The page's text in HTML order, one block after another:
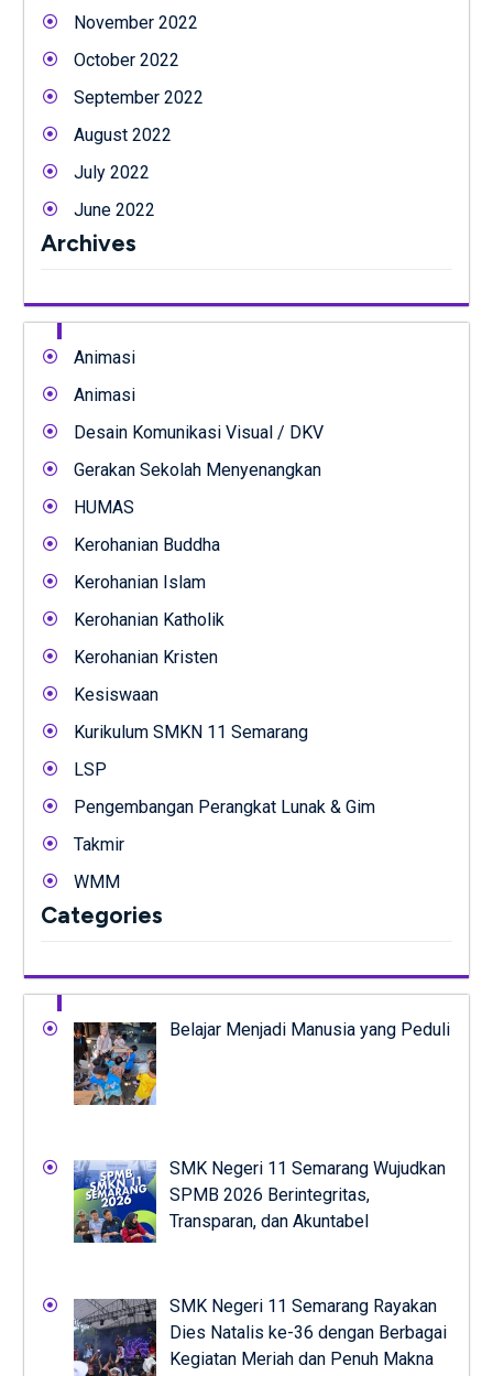
November 2022
October 2022
September 2022
August 2022
July 2022
June 2022
Archives
Animasi
Animasi
Desain Komunikasi Visual / DKV
Gerakan Sekolah Menyenangkan
HUMAS
Kerohanian Buddha
Kerohanian Islam
Kerohanian Katholik
Kerohanian Kristen
Kesiswaan
Kurikulum SMKN 11 Semarang
LSP
Pengembangan Perangkat Lunak & Gim
Takmir
WMM
Categories
Belajar Menjadi Manusia yang Peduli
SMK Negeri 11 Semarang Wujudkan
SPMB 2026 Berintegritas,
Transparan, dan Akuntabel
SMK Negeri 11 Semarang Rayakan
Dies Natalis ke-36 dengan Berbagai
Kegiatan Meriah dan Penuh Makna